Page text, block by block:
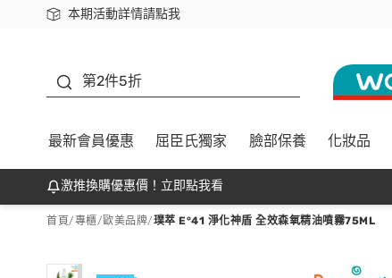
本期活動詳情請點我
下載app最高回饋$350
第2件5折
最新會員優惠 屈臣氏獨家 臉部保養 化妝品
激推換購優惠價！立即點我看
首頁/專櫃/ 歐美品牌/璞萃 E°41 淨化神盾 全效森氧精油噴霧75ML